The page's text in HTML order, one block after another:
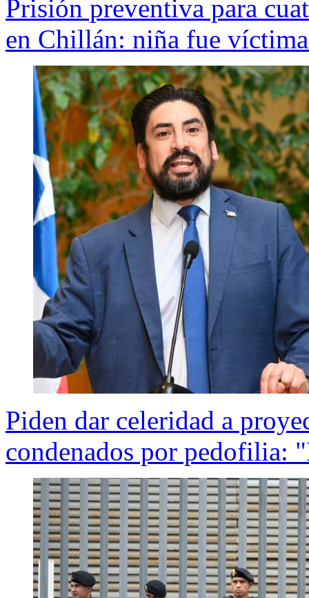
Prisión preventiva para
en Chillán: niña fue
Piden dar celeridad a
condenados por pedofilia: